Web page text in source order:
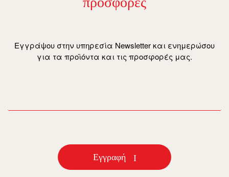
Εγγράψου στην υπηρεσία Newsletter και ενημερώσου
για τα προϊόντα και τις προσφορές μας.
Εγγραφή